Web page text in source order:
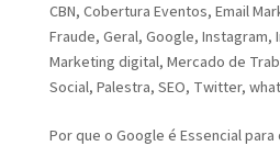
CBN, Cobertura Eventos, Email
Fraude, Geral, Google, Instagram,
Marketing digital, Mercado de
Social, Palestra, SEO, Twitter,
Por que o Google é Essencial